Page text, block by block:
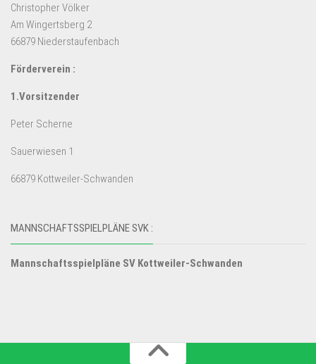
Christopher Völker
Am Wingertsberg 2
66879 Niederstaufenbach
Förderverein :
1.Vorsitzender
Peter Scherne
Sauerwiesen 1
66879 Kottweiler-Schwanden
MANNSCHAFTSSPIELPLÄNE SVK :
Mannschaftsspielpläne SV Kottweiler-Schwanden